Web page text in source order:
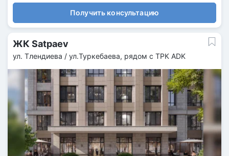
Получить консультацию
ЖК Satpaev
ул. Тлендиева / ул.Туркебаева, рядом с ТРК ADK